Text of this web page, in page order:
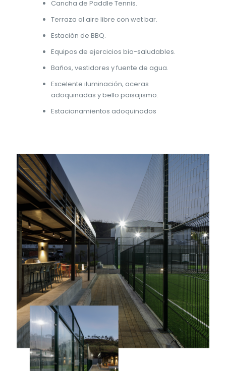
Cancha de Paddle Tennis.
Terraza al aire libre con wet bar.
Estación de BBQ.
Equipos de ejercicios bio-saludables.
Baños, vestidores y fuente de agua.
Excelente iluminación, aceras
adoquinadas y bello paisajismo.
Estacionamientos adoquinados